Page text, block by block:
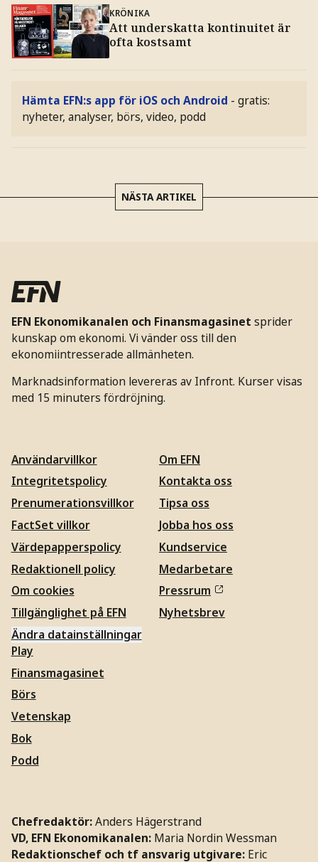
KRÖNIKA
Att underskatta kontinuitet är
ofta kostsamt
Hämta EFN:s app för iOS och Android - gratis:
nyheter, analyser, börs, video, podd
NÄSTA ARTIKEL
EFN Ekonomikanalen och Finansmagasinet sprider
kunskap om ekonomi. Vi vänder oss till den
ekonomiintresserade allmänheten.
Marknadsinformation levereras av Infront. Kurser visas
med 15 minuters fördröjning.
Användarvillkor
Integritetspolicy
Prenumerationsvillkor
FactSet villkor
Värdepapperspolicy
Redaktionell policy
Om cookies
Tillgänglighet på EFN
Ändra datainställningar
Om EFN
Kontakta oss
Tipsa oss
Jobba hos oss
Kundservice
Medarbetare
Pressrum
Nyhetsbrev
Play
Finansmagasinet
Börs
Vetenskap
Bok
Podd
Chefredaktör:Anders Hägerstrand
VD, EFN Ekonomikanalen: Maria Nordin Wessman
Redaktionschef och tf ansvarig utgivare: Eric